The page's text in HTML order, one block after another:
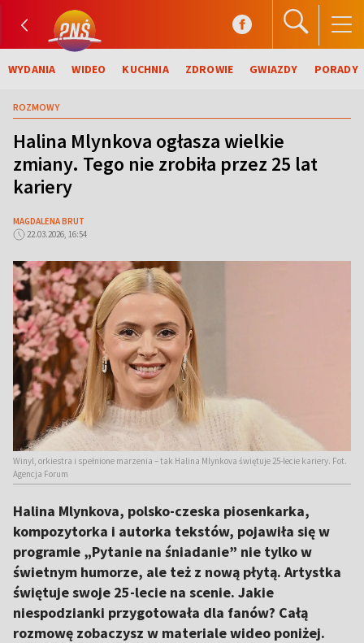
WYDANIA WIDEO KUCHNIA ZDROWIE GWIAZDY PORADY
ROZMOWY
Halina Mlynkova ogłasza wielkie
zmiany. Tego nie zrobiła przez 25 lat
kariery
MAGDALENA BRUT
22.03.2026, 16:54
Winyl, orkiestra i spełnione marzenia – tak Halina Mlynkova świętuje 25-lecie kariery. Fot.
Agencja Forum
Halina Mlynkova, polsko-czeska piosenkarka,
kompozytorka i autorka tekstów, pojawiła się w
programie „Pytanie na śniadanie” nie tylko w
świetnym humorze, ale też z nową płytą. Artystka
świętuje swoje 25-lecie na scenie. Jakie
niespodzianki przygotowała dla fanów? Całą
rozmowę zobaczysz w materiale wideo poniżej.